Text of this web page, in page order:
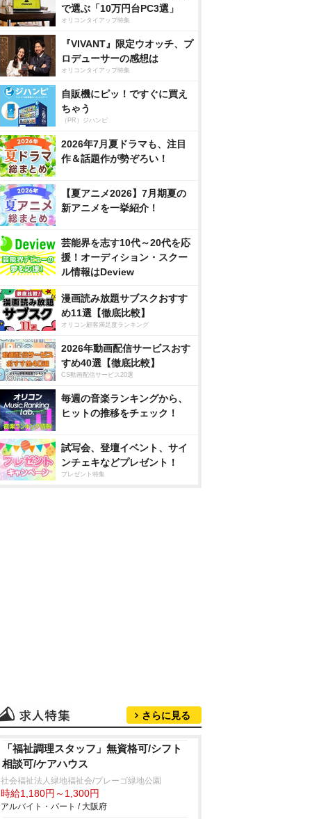
で選ぶ「10万円台PC3選」
オリコンタイアップ特集
『VIVANT』限定ウオッチ、プ
ロデューサーの感想は
オリコンタイアップ特集
自販機にピッ！ですぐに買え
ちゃう
（PR）ジハンピ
2026年7月夏ドラマも、注目
作＆話題作が勢ぞろい！
【夏アニメ2026】7月期夏の
新アニメを一挙紹介！
芸能界を志す10代～20代を応
援！オーディション・スクー
ル情報はDeview
漫画読み放題サブスクおすす
め11選【徹底比較】
オリコン顧客満足度ランキング
2026年動画配信サービスおす
すめ40選【徹底比較】
CS動画配信サービス20選
毎週の音楽ランキングから、
ヒットの推移をチェック！
試写会、登壇イベント、サイ
ンチェキなどプレゼント！
プレゼント特集
さらに見る
「福祉調理スタッフ」無資格可/シフト
相談可/ケアハウス
社会福祉法人緑地福祉会/プレーゴ緑地公園
時給1,180円～1,300円
アルバイト・パート / 大阪府